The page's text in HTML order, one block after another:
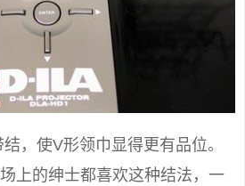
，使V形领巾显得更有品位。
上的绅士都喜欢这种结法，一